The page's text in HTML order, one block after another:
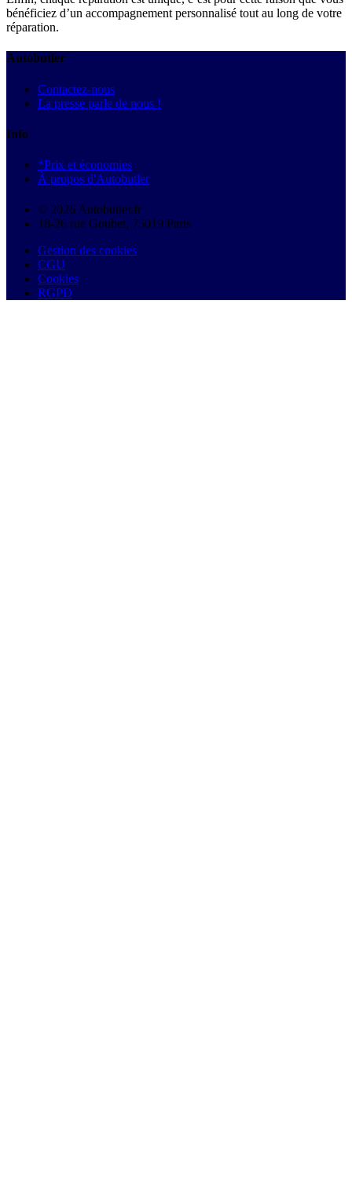
bénéficiez d’un accompagnement personnalisé tout au long de votre
réparation.
Autobutler
Contactez-nous
La presse parle de nous !
Info
*Prix et économies
À propos d'Autobutler
© 2026 Autobutler.fr
18-26 rue Goubet, 75019 Paris
Gestion des cookies
CGU
Cookies
RGPD